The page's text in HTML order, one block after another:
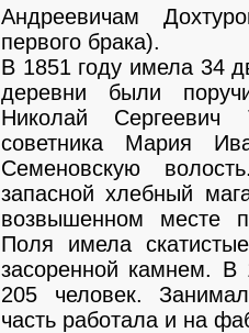
Андреевичам
первого брака).
В 1851 году имела 34
деревни были
Николай
советника Мария
Семеновскую
запасной хлебный
возвышенном месте
Поля имела
засоренной камнем. В
205 человек.
часть работала и на